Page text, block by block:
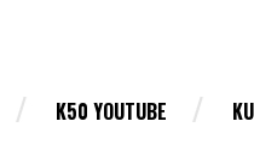
K50 YOUTUBE